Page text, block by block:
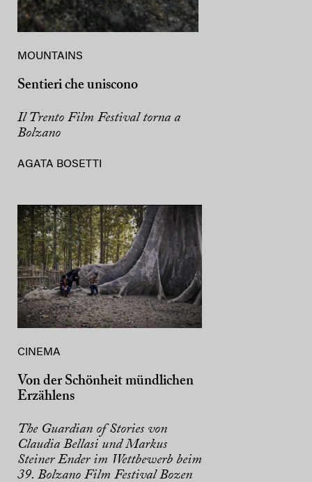
MOUNTAINS
Sentieri che uniscono
Il Trento Film Festival torna a
Bolzano
AGATA BOSETTI
CINEMA
Von der Schönheit mündlichen
Erzählens
The Guardian of Stories von
Claudia Bellasi und Markus
Steiner Ender im Wettbewerb beim
39. Bolzano Film Festival Bozen